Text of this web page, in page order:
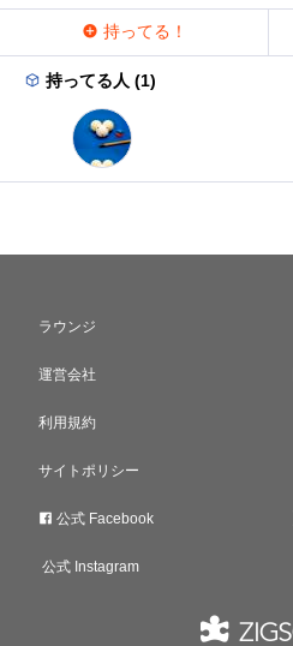
持ってる！
持ってる人 (1)
ラウンジ
運営会社
利用規約
サイトポリシー
公式 Facebook
公式 Instagram